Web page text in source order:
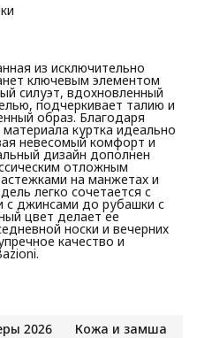
из исключительно
ключевым элементом
силуэт, вдохновленный
подчеркивает талию и
образ. Благодаря
куртка идеально
невесомый комфорт и
дизайн дополнен
отложным
на манжетах и
легко сочетается с
джинсами до рубашки с
цвет делает ее
носки и вечерних
качество и
2026 Кожа и замша